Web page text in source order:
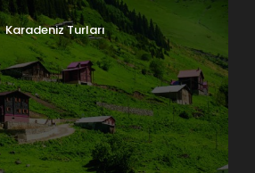
Karadeniz Turları